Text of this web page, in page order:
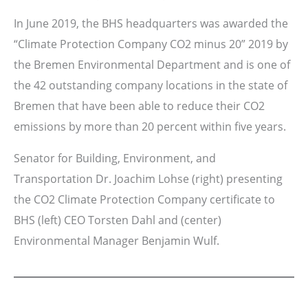
In June 2019, the BHS headquarters was awarded the
“Climate Protection Company CO2 minus 20” 2019 by
the Bremen Environmental Department and is one of
the 42 outstanding company locations in the state of
Bremen that have been able to reduce their CO2
emissions by more than 20 percent within five years.
Senator for Building, Environment, and
Transportation Dr. Joachim Lohse (right) presenting
the CO2 Climate Protection Company certificate to
BHS (left) CEO Torsten Dahl and (center)
Environmental Manager Benjamin Wulf.